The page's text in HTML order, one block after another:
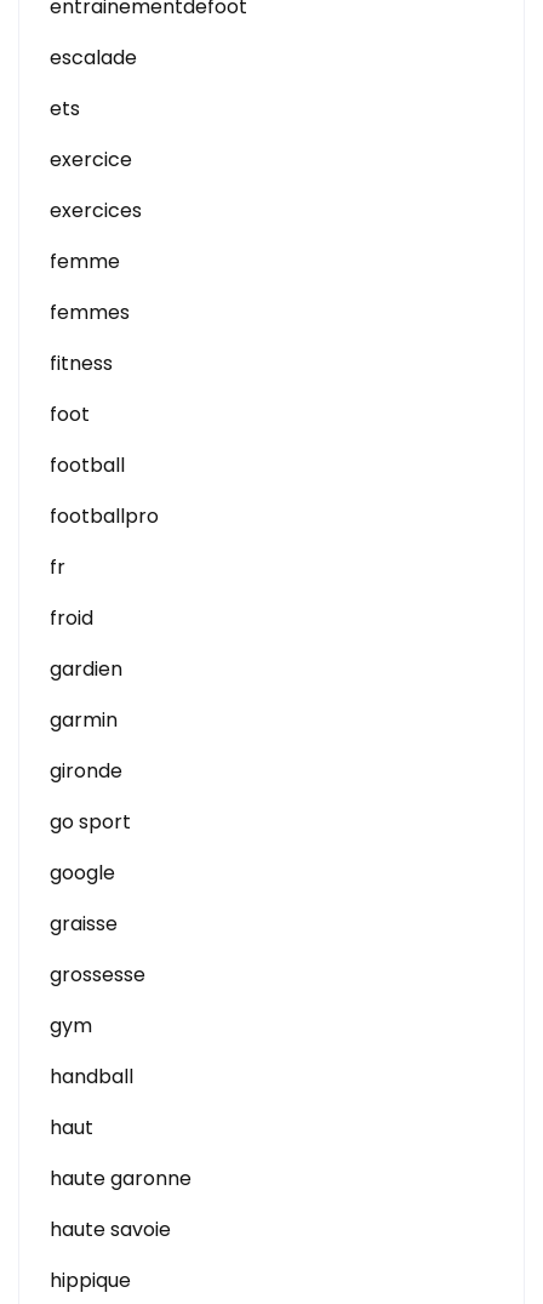
entrainementdefoot
escalade
ets
exercice
exercices
femme
femmes
fitness
foot
football
footballpro
fr
froid
gardien
garmin
gironde
go sport
google
graisse
grossesse
gym
handball
haut
haute garonne
haute savoie
hippique